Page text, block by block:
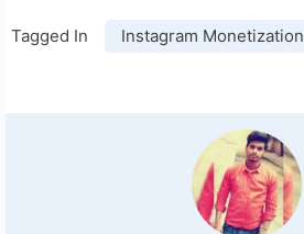
Tagged In Instagram Monetization